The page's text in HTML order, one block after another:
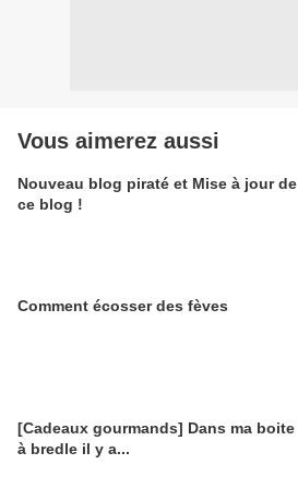
Vous aimerez aussi
Nouveau blog piraté et Mise à jour de
ce blog !
Comment écosser des fèves
[Cadeaux gourmands] Dans ma boite
à bredle il y a...